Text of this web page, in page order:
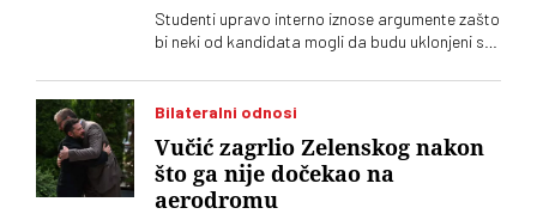
Studenti upravo interno iznose argumente zašto
bi neki od kandidata mogli da budu uklonjeni sa
glasa. Nema sumnje da će režimski tabloidi
skoro svakodnevno lansirati „megaekskluzive“
Bilateralni odnosi
Vučić zagrlio Zelenskog nakon
što ga nije dočekao na
aerodromu